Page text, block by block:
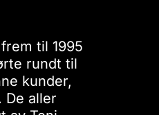
til 1995
rundt til
kunder,
De aller